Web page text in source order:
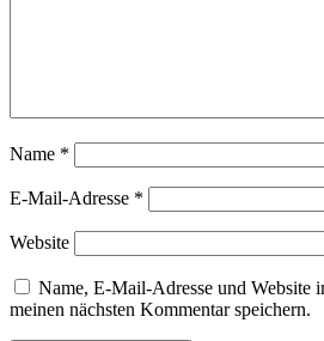
Name *
E-Mail-Adresse *
Website
Name, E-Mail-Adresse und Website
meinen nächsten Kommentar speichern.